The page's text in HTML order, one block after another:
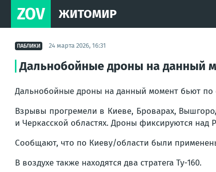
ZOV ЖИТОМИР
ПАБЛИКИ 24 марта 2026, 16:31
Дальнобойные дроны на данный
Дальнобойные дроны на данный момент бьют по
Взрывы прогремели в Киеве, Броварах,
и Черкасской областях. Дроны фиксируются над
Сообщают, что по Киеву/области были
В воздухе также находятся два стратега Ту-160.